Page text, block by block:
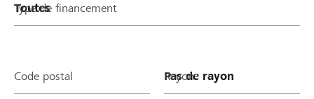
Type de financement
Code postal Rayon